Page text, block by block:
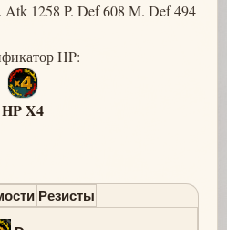
1258 P. Def 608 M. Def 494
HP:
HP X4
Резисты